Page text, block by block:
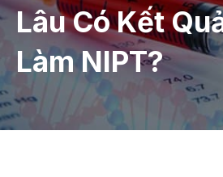
Lâu Có Kết
Làm NIPT?